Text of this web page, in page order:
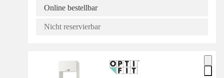
Online bestellbar
Nicht reservierbar